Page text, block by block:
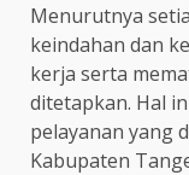
Menurutnya
keindahan dan
kerja serta
ditetapkan. Hal
pelayanan yang
Kabupaten